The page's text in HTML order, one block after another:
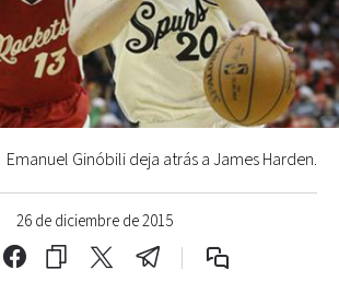
26 de diciembre de 2015
Emanuel Ginóbili deja atrás a James Harden.